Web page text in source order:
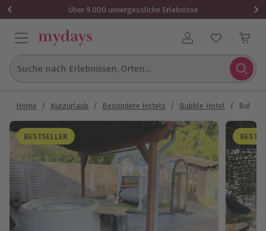
Über 9.000 unvergessliche Erlebnisse
Benutzerkonto
Suche nach Erlebnissen, Orten...
Home / Kurzurlaub / Besondere Hotels / Bubble Hotel / Bubble
BESTSELLER